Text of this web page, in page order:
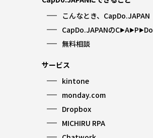
こんなとき、CapDo.JAPAN
CapDo.JAPANのC▶︎A▶︎P▶︎Do
無料相談
サービス
kintone
monday.com
Dropbox
MICHIRU RPA